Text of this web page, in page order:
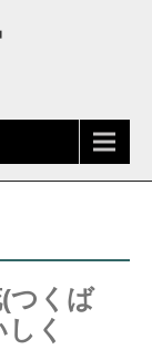
つくば
く